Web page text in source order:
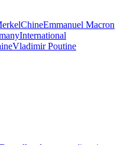
ChineEmmanuel Macron
International
Vladimir Poutine